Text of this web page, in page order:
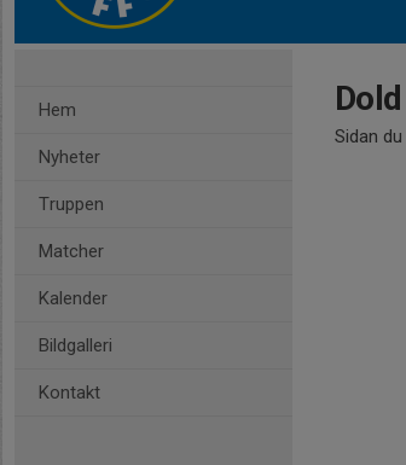
Hem
Nyheter
Truppen
Matcher
Kalender
Bildgalleri
Kontakt
Sidan